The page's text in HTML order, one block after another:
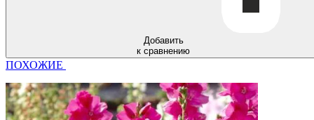
Добавить
к сравнению
ПОХОЖИЕ